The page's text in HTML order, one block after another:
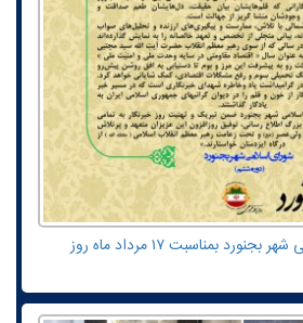
پیام تبریک شورای اسلامی شهر بجنورد بمناسبت ۱۷ مرداد ماه روز